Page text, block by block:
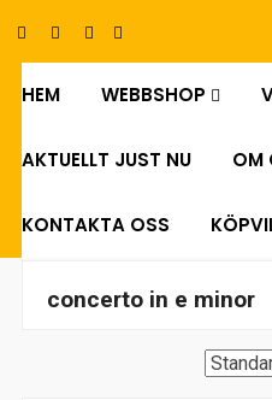
HEM WEBBSHOP
AKTUELLT JUST NU OM
KONTAKTA OSS
concerto in e minor